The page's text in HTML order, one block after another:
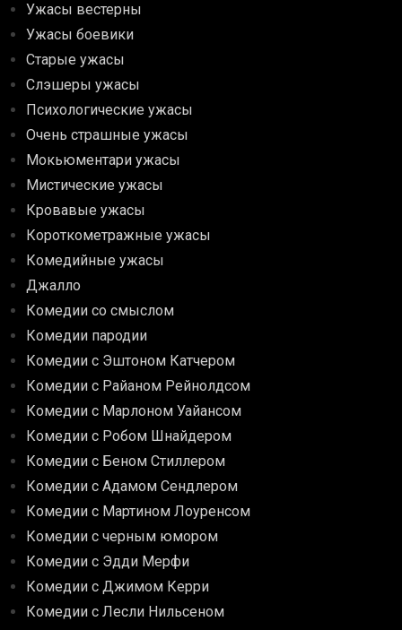
Ужасы вестерны
Ужасы боевики
Старые ужасы
Слэшеры ужасы
Психологические ужасы
Очень страшные ужасы
Мокьюментари ужасы
Мистические ужасы
Кровавые ужасы
Короткометражные ужасы
Комедийные ужасы
Джалло
Комедии со смыслом
Комедии пародии
Комедии с Эштоном Катчером
Комедии с Райаном Рейнолдсом
Комедии с Марлоном Уайансом
Комедии с Робом Шнайдером
Комедии с Беном Стиллером
Комедии с Адамом Сендлером
Комедии с Мартином Лоуренсом
Комедии с черным юмором
Комедии с Эдди Мерфи
Комедии с Джимом Керри
Комедии с Лесли Нильсеном